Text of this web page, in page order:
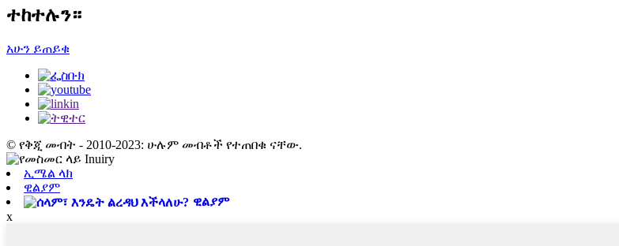
ተከተሉን።
አሁን ይጠይቁ
© የቅጂ መብት - 2010-2023: ሁሉም መብቶች የተጠበቁ ናቸው.
ኢሜል ላክ
ዊልያም
ዊልያም
x